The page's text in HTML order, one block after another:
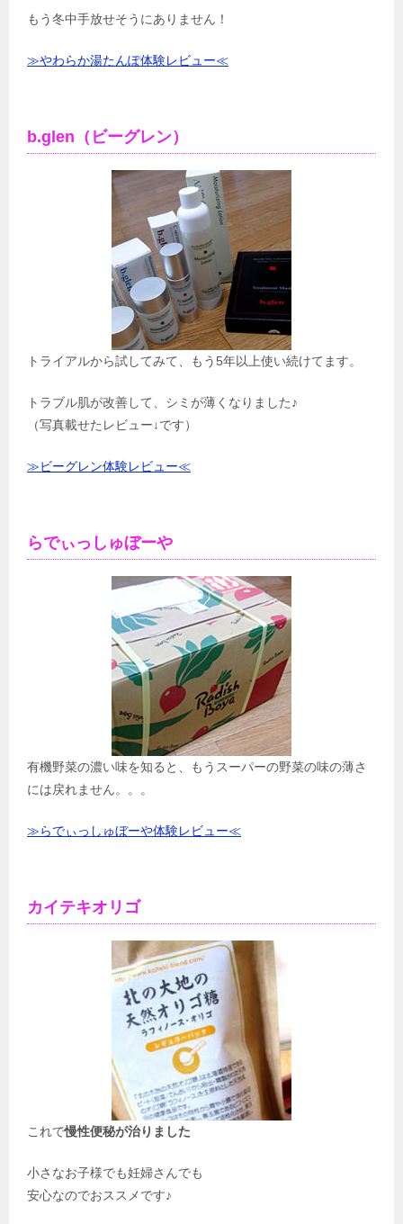
もう冬中手放せそうにありません！
≫やわらか湯たんぽ体験レビュー≪
b.glen（ビーグレン）
トライアルから試してみて、もう5年以上使い続けてます。
トラブル肌が改善して、シミが薄くなりました♪
（写真載せたレビュー↓です）
≫ビーグレン体験レビュー≪
らでぃっしゅぼーや
有機野菜の濃い味を知ると、もうスーパーの野菜の味の薄さ
には戻れません。。。
≫らでぃっしゅぼーや体験レビュー≪
カイテキオリゴ
これで慢性便秘が治りました
小さなお子様でも妊婦さんでも
安心なのでおススメです♪